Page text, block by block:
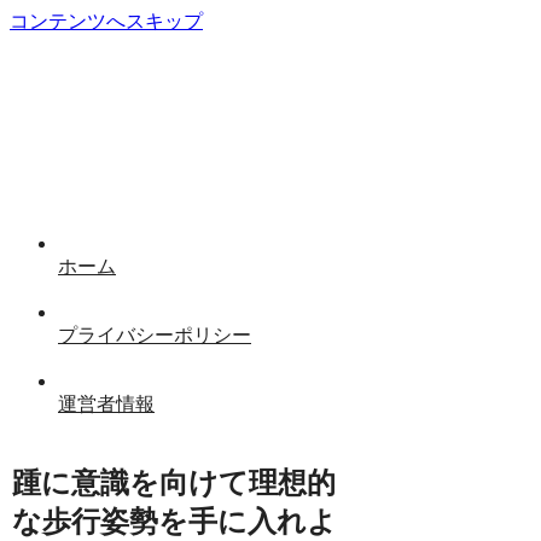
コンテンツへスキップ
ホーム
プライバシーポリシー
運営者情報
踵に意識を向けて理想的
な歩行姿勢を手に入れよ